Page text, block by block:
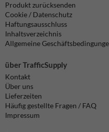
Produkt zurücksenden
Cookie / Datenschutz
Haftungsausschluss
Inhaltsverzeichnis
Allgemeine
über TrafficSupply
Kontakt
Über uns
Lieferzeiten
Häufig gestellte Fragen / FAQ
Impressum